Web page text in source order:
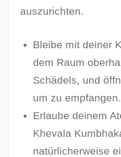
auszurichten.
Bleibe mit deiner
dem Raum
Schädels, und
um zu empfangen.
Erlaube deinem
Khevala
natürlicherweise